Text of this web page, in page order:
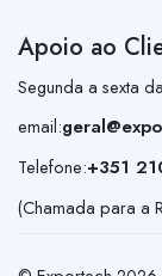
Apoio ao
Segunda a sexta
email:
Telefone:+351
(Chamada para a